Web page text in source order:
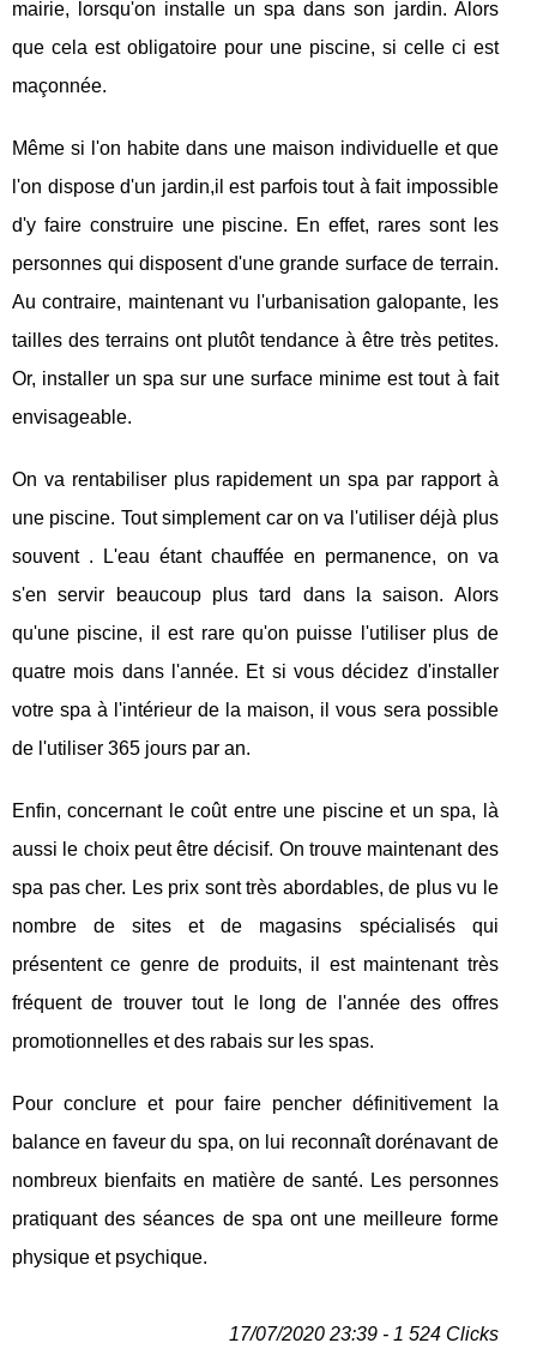
mairie, lorsqu'on installe un spa dans son jardin. Alors
que cela est obligatoire pour une piscine, si celle ci est
maçonnée.
Même si l'on habite dans une maison individuelle et que
l'on dispose d'un jardin,il est parfois tout à fait impossible
d'y faire construire une piscine. En effet, rares sont les
personnes qui disposent d'une grande surface de terrain.
Au contraire, maintenant vu l'urbanisation galopante, les
tailles des terrains ont plutôt tendance à être très petites.
Or, installer un spa sur une surface minime est tout à fait
envisageable.
On va rentabiliser plus rapidement un spa par rapport à
une piscine. Tout simplement car on va l'utiliser déjà plus
souvent . L'eau étant chauffée en permanence, on va
s'en servir beaucoup plus tard dans la saison. Alors
qu'une piscine, il est rare qu'on puisse l'utiliser plus de
quatre mois dans l'année. Et si vous décidez d'installer
votre spa à l'intérieur de la maison, il vous sera possible
de l'utiliser 365 jours par an.
Enfin, concernant le coût entre une piscine et un spa, là
aussi le choix peut être décisif. On trouve maintenant des
spa pas cher. Les prix sont très abordables, de plus vu le
nombre de sites et de magasins spécialisés qui
présentent ce genre de produits, il est maintenant très
fréquent de trouver tout le long de l'année des offres
promotionnelles et des rabais sur les spas.
Pour conclure et pour faire pencher définitivement la
balance en faveur du spa, on lui reconnaît dorénavant de
nombreux bienfaits en matière de santé. Les personnes
pratiquant des séances de spa ont une meilleure forme
physique et psychique.
17/07/2020 23:39 - 1 524 Clicks